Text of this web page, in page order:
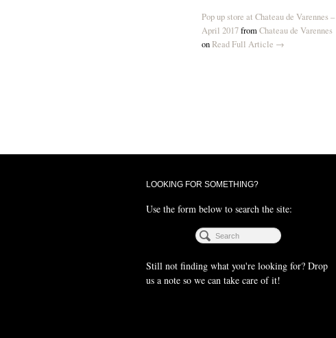
Pop up store at Chateau de Varennes –
April 2017fromChateau de Varennes
onRead Full Article →
LOOKING FOR SOMETHING?
Use the form below to search the site:
Still not finding what you're looking for? Drop
us a note so we can take care of it!